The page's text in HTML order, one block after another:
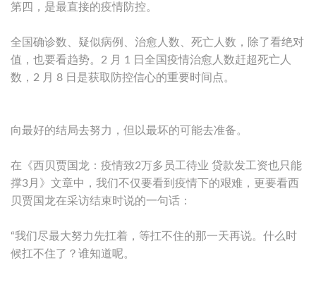
第四，是最直接的疫情防控。
全国确诊数、疑似病例、治愈人数、死亡人数，除了看绝对
值，也要看趋势。2 月 1 日全国疫情治愈人数赶超死亡人
数，2 月 8 日是获取防控信心的重要时间点。
向最好的结局去努力，但以最坏的可能去准备。
在《西贝贾国龙：疫情致2万多员工待业 贷款发工资也只能
撑3月》文章中，我们不仅要看到疫情下的艰难，更要看西
贝贾国龙在采访结束时说的一句话：
“我们尽最大努力先扛着，等扛不住的那一天再说。什么时
候扛不住了？谁知道呢。